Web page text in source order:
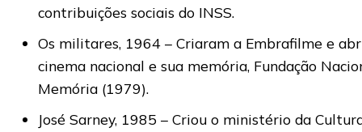
contribuições sociais do INSS.
Os militares, 1964 – Criaram a Embrafilme e
cinema nacional e sua memória, Fundação
Memória (1979).
José Sarney, 1985 – Criou o ministério da